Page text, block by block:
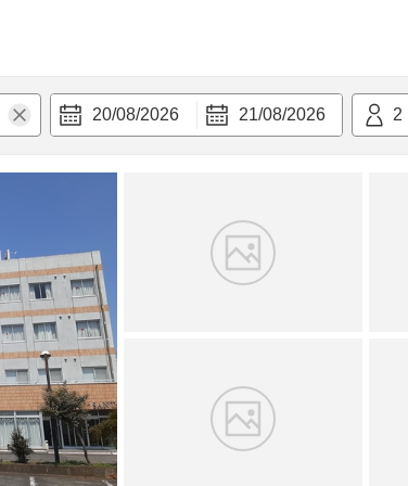
20/08/2026 21/08/2026 2
bật Tiện nghi